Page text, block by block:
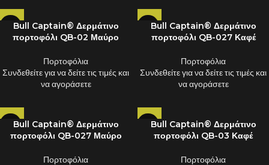
Bull Captain® Δερμάτινο
πορτοφόλι QB-02 Μαύρο
Πορτοφόλια
Συνδεθείτε για να δείτε τις τιμές και
να αγοράσετε
Bull Captain® Δερμάτινο
πορτοφόλι QB-027 Καφέ
Πορτοφόλια
Συνδεθείτε για να δείτε τις τιμές και
να αγοράσετε
Bull Captain® Δερμάτινο
πορτοφόλι QB-027 Μαύρο
Πορτοφόλια
Bull Captain® Δερμάτινο
πορτοφόλι QB-03 Καφέ
Πορτοφόλια